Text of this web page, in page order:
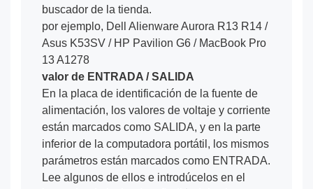
buscador de la tienda.
por ejemplo, Dell Alienware Aurora R13 R14 /
Asus K53SV / HP Pavilion G6 / MacBook Pro
13 A1278
valor de ENTRADA / SALIDA
En la placa de identificación de la fuente de
alimentación, los valores de voltaje y corriente
están marcados como SALIDA, y en la parte
inferior de la computadora portátil, los mismos
parámetros están marcados como ENTRADA.
Lee algunos de ellos e introdúcelos en el